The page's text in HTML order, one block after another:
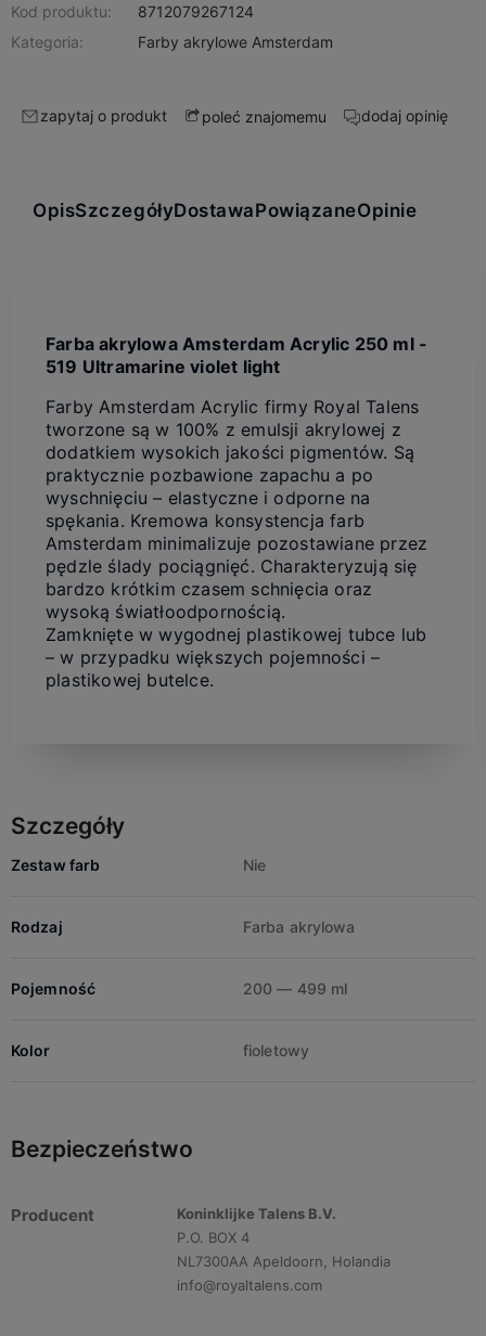
Kod produktu:
8712079267124
Kategoria:
Farby akrylowe Amsterdam
zapytaj o produkt poleć znajomemu dodaj opinię
OpisSzczegółyDostawaPowiązaneOpinie
Farba akrylowa Amsterdam Acrylic 250 ml -
519 Ultramarine violet light
Farby Amsterdam Acrylic firmy Royal Talens
tworzone są w 100% z emulsji akrylowej z
dodatkiem wysokich jakości pigmentów. Są
praktycznie pozbawione zapachu a po
wyschnięciu – elastyczne i odporne na
spękania. Kremowa konsystencja farb
Amsterdam minimalizuje pozostawiane przez
pędzle ślady pociągnięć. Charakteryzują się
bardzo krótkim czasem schnięcia oraz
wysoką światłoodpornością.
Zamknięte w wygodnej plastikowej tubce lub
– w przypadku większych pojemności –
plastikowej butelce.
Szczegóły
Zestaw farb Nie
Rodzaj Farba akrylowa
Pojemność 200 — 499 ml
Kolor fioletowy
Bezpieczeństwo
Producent
Koninklijke Talens B.V.
P.O. BOX 4
NL7300AA Apeldoorn, Holandia
info@royaltalens.com